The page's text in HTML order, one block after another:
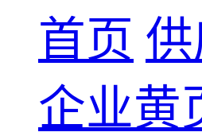
首页
企业黄